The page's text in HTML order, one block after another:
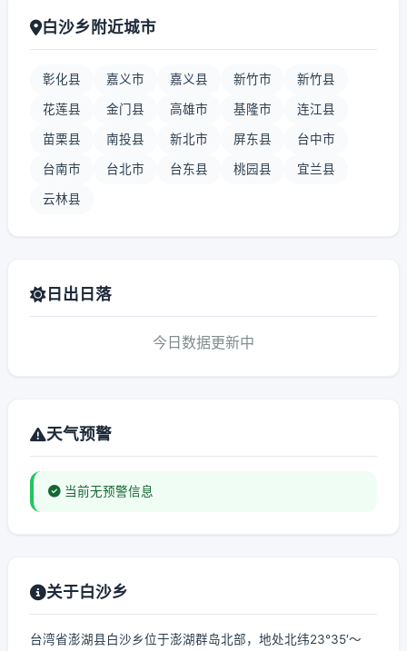
白沙乡附近城市
彰化县 嘉义市 嘉义县 新竹市 新竹县
花莲县 金门县 高雄市 基隆市 连江县
苗栗县 南投县 新北市 屏东县 台中市
台南市 台北市 台东县 桃园县 宜兰县
云林县
日出日落
今日数据更新中
天气预警
当前无预警信息
关于白沙乡
台湾省澎湖县白沙乡位于澎湖群岛北部，地处北纬23°35′～